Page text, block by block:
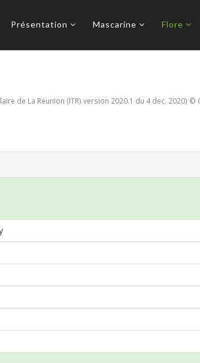
Présentation Mascarine Flore
de La Réunion (ITR) version 2020.1 du 4 dec. 2020) ©